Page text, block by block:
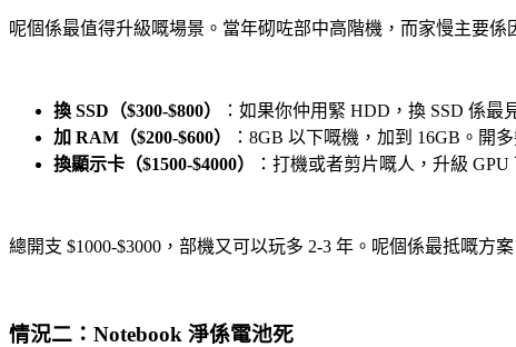
呢個係最值得升級嘅場景。當年砌咗部中高階機，而家慢主要係
換 SSD（$300-$800）
：如果你仲用緊 HDD，換 SSD 係
加 RAM（$200-$600）
：8GB 以下嘅機，加到 16GB。開
換顯示卡（$1500-$4000）
：打機或者剪片嘅人，升級
總開支 $1000-$3000，部機又可以玩多 2-3 年。呢個係最抵嘅方案
情況二：Notebook 淨係電池死